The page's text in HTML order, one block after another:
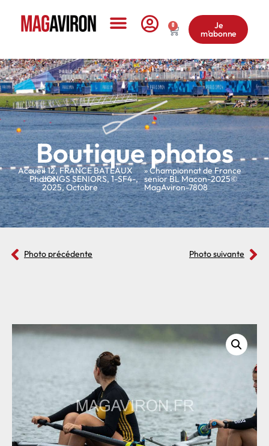
0 Je
m'abonne
Boutique photos
Accueil
»
Photos
»12,FRANCE BATEAUX
LONGS SENIORS,1-SF4-,
2025,Octobre
» Championnat de France
senior BL Macon-2025©
MagAviron-7808
Photo précédente Photo suivante